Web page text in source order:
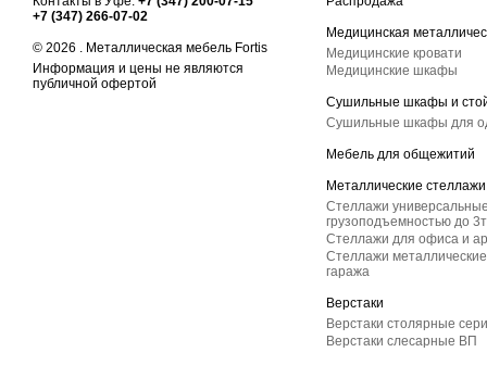
+7 (347) 266-07-02
© 2026 . Металлическая мебель Fortis
Информация и цены не являются
публичной офертой
Медицинская
Медицинские кровати
Медицинские шкафы
Сушильные шкафы и
Сушильные шкафы для
Мебель для общежитий
Металлические стеллажи
Стеллажи
грузоподъемностью до
Стеллажи для офиса и
Стеллажи
гаража
Верстаки
Верстаки столярные
Верстаки слесарные ВП